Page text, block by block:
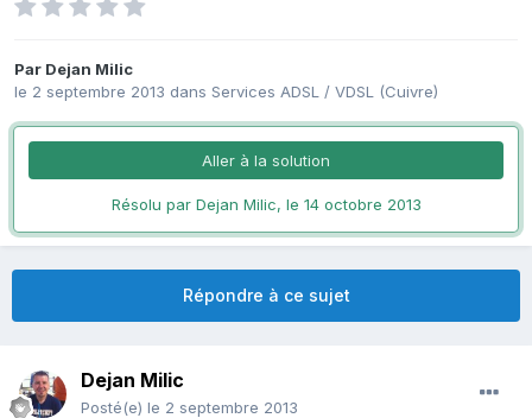
Par Dejan Milic
le 2 septembre 2013 dans Services ADSL / VDSL (Cuivre)
Aller à la solution
Résolu par Dejan Milic, le 14 octobre 2013
Répondre à ce sujet
Dejan Milic
Posté(e) le 2 septembre 2013